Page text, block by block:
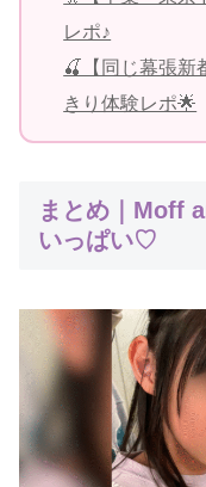
レポ♪
🍒【同じ幕張新
きり体験レポ🌟
まとめ｜Moff
いっぱい♡